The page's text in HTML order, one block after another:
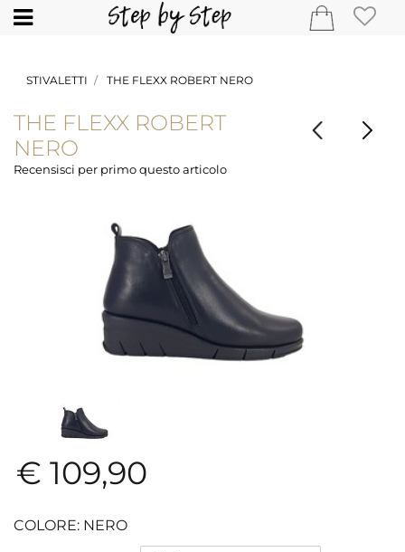
Open
STIVALETTI THE FLEXX ROBERT NERO
THE FLEXX ROBERT
NERO
Recensisci per primo questo articolo
€ 109,90
COLORE: NERO